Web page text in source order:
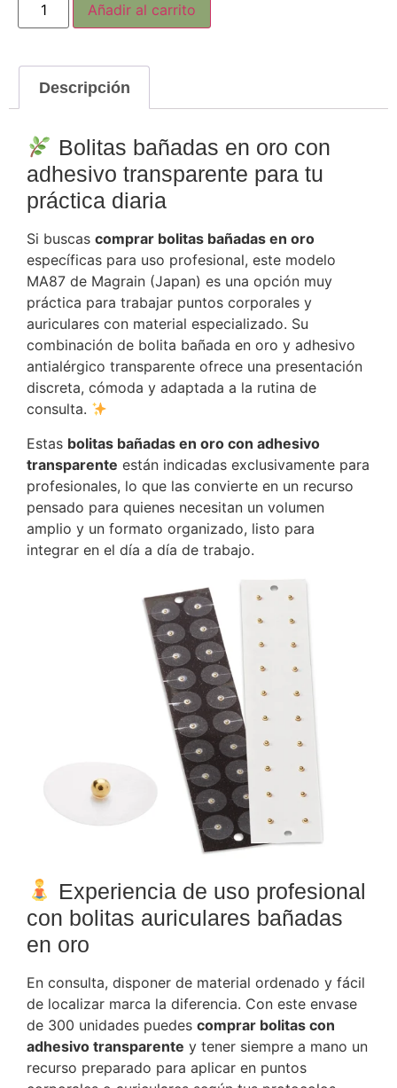
Añadir al carrito
Descripción
Bolitas bañadas en oro con
adhesivo transparente para tu
práctica diaria
Si buscas comprar bolitas bañadas en oro
específicas para uso profesional, este modelo
MA87 de Magrain (Japan) es una opción muy
práctica para trabajar puntos corporales y
auriculares con material especializado. Su
combinación de bolita bañada en oro y adhesivo
antialérgico transparente ofrece una presentación
discreta, cómoda y adaptada a la rutina de
consulta.
Estas bolitas bañadas en oro con adhesivo
transparente están indicadas exclusivamente para
profesionales, lo que las convierte en un recurso
pensado para quienes necesitan un volumen
amplio y un formato organizado, listo para
integrar en el día a día de trabajo.
Experiencia de uso profesional
con bolitas auriculares bañadas
en oro
En consulta, disponer de material ordenado y fácil
de localizar marca la diferencia. Con este envase
de 300 unidades puedes comprar bolitas con
adhesivo transparente y tener siempre a mano un
recurso preparado para aplicar en puntos